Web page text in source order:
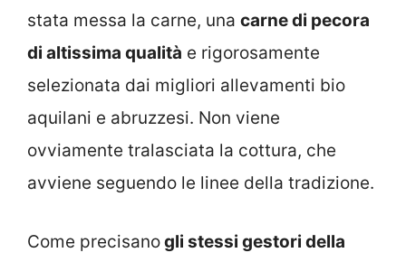
stata messa la carne, una carne di pecora
di altissima qualità e rigorosamente
selezionata dai migliori allevamenti bio
aquilani e abruzzesi. Non viene
ovviamente tralasciata la cottura, che
avviene seguendo le linee della tradizione.
Come precisanogli stessi gestori della